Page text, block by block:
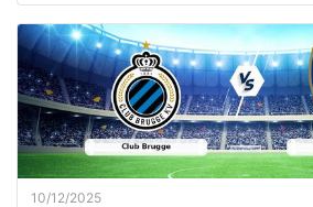
10/12/2025